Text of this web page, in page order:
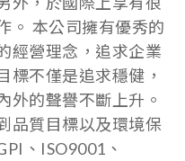
。 本公司擁有優秀的
經營理念，追求企業
標不僅是追求穩健，
外的聲譽不斷上升。
品質目標以及環境保
、ISO9001、